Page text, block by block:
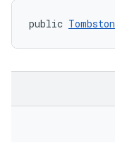
public